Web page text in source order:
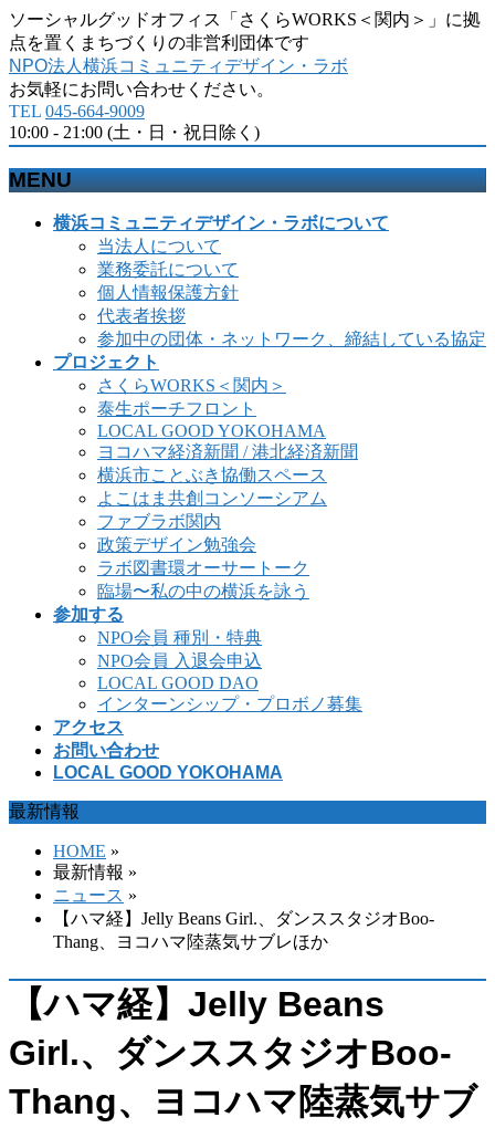
ソーシャルグッドオフィス「さくらWORKS＜関内＞」に拠
点を置くまちづくりの非営利団体です
NPO法人横浜コミュニティデザイン・ラボ
お気軽にお問い合わせください。
TEL 045-664-9009
10:00 - 21:00 (土・日・祝日除く)
MENU
横浜コミュニティデザイン・ラボについて
当法人について
業務委託について
個人情報保護方針
代表者挨拶
参加中の団体・ネットワーク、締結している協定
プロジェクト
さくらWORKS＜関内＞
泰生ポーチフロント
LOCAL GOOD YOKOHAMA
ヨコハマ経済新聞 / 港北経済新聞
横浜市ことぶき協働スペース
よこはま共創コンソーシアム
ファブラボ関内
政策デザイン勉強会
ラボ図書環オーサートーク
臨場〜私の中の横浜を詠う
参加する
NPO会員 種別・特典
NPO会員 入退会申込
LOCAL GOOD DAO
インターンシップ・プロボノ募集
アクセス
お問い合わせ
LOCAL GOOD YOKOHAMA
最新情報
HOME »
最新情報 »
ニュース »
【ハマ経】Jelly Beans Girl.、ダンススタジオBoo-
Thang、ヨコハマ陸蒸気サブレほか
【ハマ経】Jelly Beans
Girl.、ダンススタジオBoo-
Thang、ヨコハマ陸蒸気サブ